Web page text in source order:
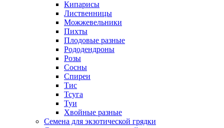
Кипарисы
Лиственницы
Можжевельники
Пихты
Плодовые разные
Рододендроны
Розы
Сосны
Спиреи
Тис
Тсуга
Туи
Хвойные разные
Семена для экзотической грядки